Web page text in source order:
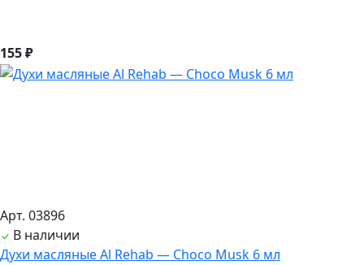
155 ₽
Арт. 03896
В наличии
Духи масляные Al Rehab — Choco Musk 6 мл